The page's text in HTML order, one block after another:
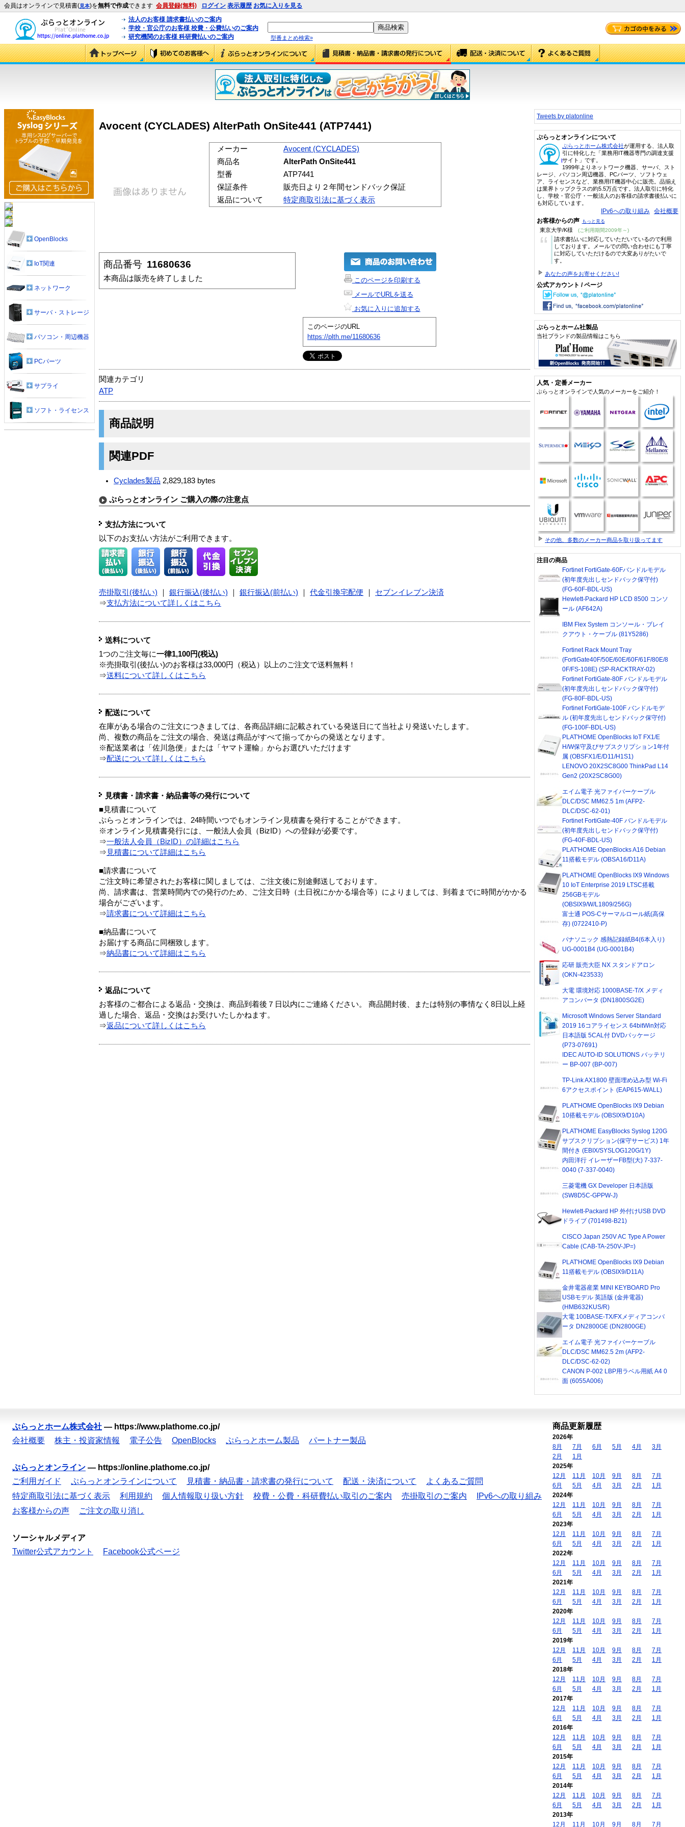
会員はオンラインで見積書(見本)を無料で作成できます 会員登録(無料) ログイン 表示履歴 お気に入りを見る
法人のお客様 請求書払いのご案内
学校・官公庁のお客様 校費・公費払いのご案内
研究機関のお客様 科研費払いのご案内
型番まとめ検索»
Avocent (CYCLADES) AlterPath OnSite441 (ATP7441)
メーカー
Avocent (CYCLADES)
商品名
AlterPath OnSite441
型番
ATP7441
保証条件
販売日より２年間センドバック保証
返品について
特定商取引法に基づく表示
商品番号 11680636
本商品は販売を終了しました
このページを印刷する
メールでURLを送る
お気に入りに追加する
このページのURL
https://plth.me/11680636
関連カテゴリ
ATP
商品説明
関連PDF
Cyclades製品 2,829,183 bytes
ぷらっとオンライン ご購入の際の注意点
支払方法について
以下のお支払い方法がご利用できます。
売掛取引(後払い) 銀行振込(後払い) 銀行振込(前払い) 代金引換宅配便
セブンイレブン決済
⇒支払方法について詳しくはこちら
送料について
1つのご注文毎に一律1,100円(税込)
※売掛取引(後払い)のお客様は33,000円（税込）以上のご注文で送料無料！
⇒送料について詳しくはこちら
配送について
在庫がある場合のご注文につきましては、各商品詳細に記載されている発送日にて当社より発送いたします。
尚、複数の商品をご注文の場合、発送は商品がすべて揃ってからの発送となります。
※配送業者は「佐川急便」または「ヤマト運輸」からお選びいただけます
⇒配送について詳しくはこちら
見積書・請求書・納品書等の発行について
■見積書について
ぷらっとオンラインでは、24時間いつでもオンライン見積書を発行することができます。
※オンライン見積書発行には、一般法人会員（BizID）への登録が必要です。
⇒一般法人会員（BizID）の詳細はこちら
⇒ 見積書について詳細はこちら
■請求書について
ご注文時に希望されたお客様に関しましては、ご注文後に別途郵送しております。
尚、請求書は、営業時間内での発行のため、ご注文日時（土日祝にかかる場合等）によりましては、到着までに時間がかかる
場合がございます。
⇒請求書について詳細はこちら
■納品書について
お届けする商品に同梱致します。
⇒納品書について詳細はこちら
返品について
お客様のご都合による返品・交換は、商品到着後７日以内にご連絡ください。 商品開封後、または特別の事情なく8日以上経
過した場合、返品・交換はお受けいたしかねます。
⇒返品について詳しくはこちら
OpenBlocks
IoT関連
ネットワーク
サーバ・ストレージ
パソコン・周辺機器
PCパーツ
サプライ
ソフト・ライセンス
Tweets by platonline
ぷらっとオンラインについて
ぷらっとホーム株式会社が運用する、法人取
引に特化した「業務用IT機器専門の調達支援
サイト」です。
1999年よりネットワーク機器、サーバ、スト
レージ、パソコン周辺機器、PCパーツ、ソフトウェ
ア、ライセンスなど、業務用IT機器中心に販売。品揃え
は業界トップクラスの約5.5万点です。法人取引に特化
し、学校・官公庁・一般法人のお客様の請求書後払いに
も対応しています。
IPv6への取り組み 会社概要
お客様からの声 もっと見る
東京大学/K様 (ご利用期間2009年～)
“
請求書払いに対応していただいているので利用
しております。メールでの問い合わせにも丁寧
に対応していただけるので大変ありがたいで
す。
あなたの声をお寄せください!
公式アカウント / ページ
ぷらっとホーム社製品
当社ブランドの製品情報はこちら
人気・定番メーカー
ぷらっとオンラインで人気のメーカーをご紹介！
その他、多数のメーカー商品を取り扱ってます
注目の商品
Fortinet FortiGate-60Fバンドルモデル
(初年度先出しセンドバック保守付)
(FG-60F-BDL-US)
Hewlett-Packard HP LCD 8500 コンソ
ール (AF642A)
IBM Flex System コンソール・ブレイ
クアウト・ケーブル (81Y5286)
Fortinet Rack Mount Tray
(FortiGate40F/50E/60E/60F/61F/80E/8
0F/FS-108E) (SP-RACKTRAY-02)
Fortinet FortiGate-80F バンドルモデル
(初年度先出しセンドバック保守付)
(FG-80F-BDL-US)
Fortinet FortiGate-100F バンドルモデ
ル (初年度先出しセンドバック保守付)
(FG-100F-BDL-US)
PLAT'HOME OpenBlocks IoT FX1/E
H/W保守及びサブスクリプション1年付
属 (OBSFX1/E/D11/H1S1)
LENOVO 20X2SC8G00 ThinkPad L14
Gen2 (20X2SC8G00)
エイム電子 光ファイバーケーブル
DLC/DSC MM62.5 1m (AFP2-
DLC/DSC-62-01)
Fortinet FortiGate-40F バンドルモデル
(初年度先出しセンドバック保守付)
(FG-40F-BDL-US)
PLAT'HOME OpenBlocks A16 Debian
11搭載モデル (OBSA16/D11A)
PLAT'HOME OpenBlocks IX9 Windows
10 IoT Enterprise 2019 LTSC搭載
256GBモデル
(OBSIX9/W/L1809/256G)
富士通 POS-Cサーマルロール紙(高保
存) (0722410-P)
パナソニック 感熱記録紙B4(6本入り)
UG-0001B4 (UG-0001B4)
応研 販売大臣 NX スタンドアロン
(OKN-423533)
大電 環境対応 1000BASE-T/X メディ
アコンバータ (DN1800SG2E)
Microsoft Windows Server Standard
2019 16コアライセンス 64bitWin対応
日本語版 5CAL付 DVDパッケージ
(P73-07691)
IDEC AUTO-ID SOLUTIONS バッテリ
ー BP-007 (BP-007)
TP-Link AX1800 壁面埋め込み型 Wi-Fi
6アクセスポイント (EAP615-WALL)
PLAT'HOME OpenBlocks IX9 Debian
10搭載モデル (OBSIX9/D10A)
PLAT'HOME EasyBlocks Syslog 120G
サブスクリプション(保守サービス) 1年
間付き (EBIX/SYSLOG120G/1Y)
内田洋行 イレーザーFB型(大) 7-337-
0040 (7-337-0040)
三菱電機 GX Developer 日本語版
(SW8D5C-GPPW-J)
Hewlett-Packard HP 外付けUSB DVD
ドライブ (701498-B21)
CISCO Japan 250V AC Type A Power
Cable (CAB-TA-250V-JP=)
PLAT'HOME OpenBlocks IX9 Debian
11搭載モデル (OBSIX9/D11A)
金井電器産業 MINI KEYBOARD Pro
USBモデル 英語版 (金井電器)
(HMB632KUS/R)
大電 100BASE-TX/FXメディアコンバ
ータ DN2800GE (DN2800GE)
エイム電子 光ファイバーケーブル
DLC/DSC MM62.5 2m (AFP2-
DLC/DSC-62-02)
CANON P-002 LBP用ラベル用紙 A4 0
面 (6055A006)
ぷらっとホーム株式会社 — https://www.plathome.co.jp/
会社概要
株主・投資家情報 電子公告 OpenBlocks ぷらっとホーム製品 パートナー製品
ぷらっとオンライン — https://online.plathome.co.jp/
ご利用ガイド
ぷらっとオンラインについて 見積書・納品書・請求書の発行について 配送・決済について
よくあるご質問
特定商取引法に基づく表示
利用規約 個人情報取り扱い方針 校費・公費・科研費払い取引のご案内 売掛取引のご案内
IPv6への取り組み
お客様からの声
ご注文の取り消し
ソーシャルメディア
Twitter公式アカウント
Facebook公式ページ
商品更新履歴
2026年
8月
7月 6月 5月 4月
3月
2月
1月
2025年
12月
11月 10月 9月 8月
7月
6月
5月 4月 3月 2月
1月
2024年
12月
11月 10月 9月 8月
7月
6月
5月 4月 3月 2月
1月
2023年
12月
11月 10月 9月 8月
7月
6月
5月 4月 3月 2月
1月
2022年
12月
11月 10月 9月 8月
7月
6月
5月 4月 3月 2月
1月
2021年
12月
11月 10月 9月 8月
7月
6月
5月 4月 3月 2月
1月
2020年
12月
11月 10月 9月 8月
7月
6月
5月 4月 3月 2月
1月
2019年
12月
11月 10月 9月 8月
7月
6月
5月 4月 3月 2月
1月
2018年
12月
11月 10月 9月 8月
7月
6月
5月 4月 3月 2月
1月
2017年
12月
11月 10月 9月 8月
7月
6月
5月 4月 3月 2月
1月
2016年
12月
11月 10月 9月 8月
7月
6月
5月 4月 3月 2月
1月
2015年
12月
11月 10月 9月 8月
7月
6月
5月 4月 3月 2月
1月
2014年
12月
11月 10月 9月 8月
7月
6月
5月 4月 3月 2月
1月
2013年
12月
11月 10月 9月 8月 7月